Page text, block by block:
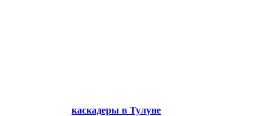
каскадеры в Тулуне